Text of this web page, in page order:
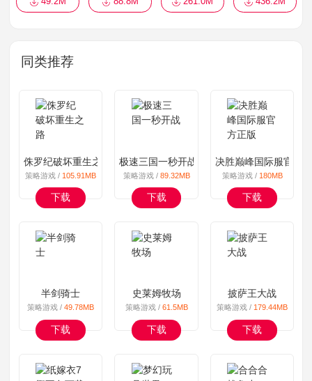
同类推荐
侏罗纪破坏重生之路
策略游戏 / 105.91MB
下载
极速三国一秒开战
策略游戏 / 89.32MB
下载
决胜巅峰国际服官方
策略游戏 / 180MB
下载
半剑骑士
策略游戏 / 49.78MB
下载
史莱姆牧场
策略游戏 / 61.5MB
下载
披萨王大战
策略游戏 /179.44MB
下载